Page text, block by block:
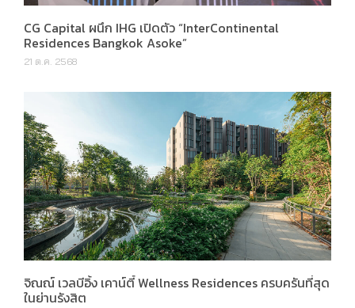
CG Capital ผนึก IHG เปิดตัว “InterContinental
Residences Bangkok Asoke”
21 ต.ค. 2568
จิณณ์ เวลบีอิ้ง เคาน์ตี้ Wellness Residences ครบครันที่สุด
ในย่านรังสิต